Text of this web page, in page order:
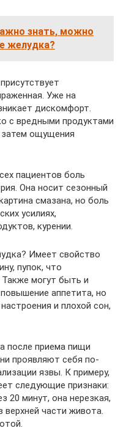
знать, можно
желудка?
Уже на
дискомфорт.
с вредными продуктами
затем ощущения
пациентов боль
Она носит сезонный
смазана, но боль
усилиях,
курении.
Имеет свойство
пупок, что
Также могут быть и
аппетита, но
и плохой сон,
после приема пищи
проявляют себя по-
язвы. К примеру,
следующие признаки:
20 минут, она нерезкая,
части живота.